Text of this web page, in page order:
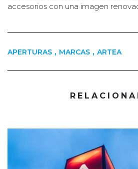
accesorios con una imagen
APERTURAS , MARCAS , ARTEA